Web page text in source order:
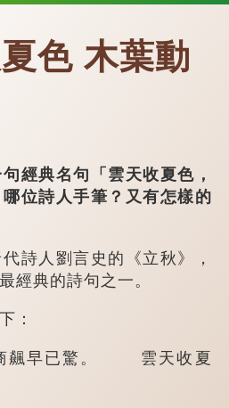
色 木葉動
典名句「雲天收夏色，
位詩人手筆？又有怎樣的
人劉言史的《立秋》，
經典的詩句之一。
：
飆早已驚。 雲天收夏